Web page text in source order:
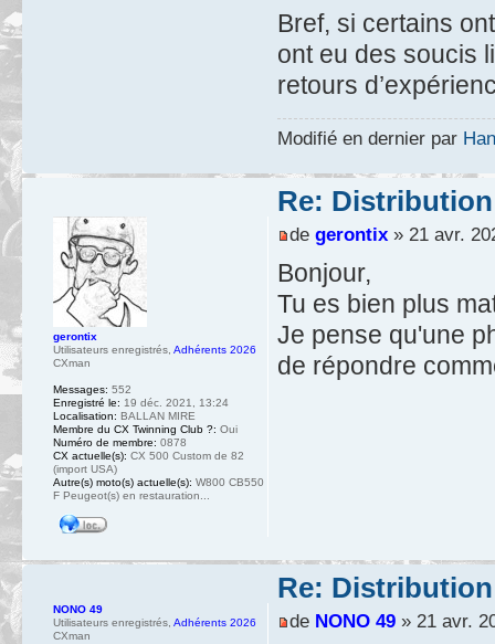
Bref, si certains
ont eu des soucis
retours
Modifié en dernier par
Re:
de gerontix» 21 avr.
Bonjour,
Tu es bien plus
Je pense qu'une
de répondre
gerontix
Utilisateurs enregistrés, Adhérents 2026
CXman
Messages: 552
Enregistré le: 19 déc. 2021, 13:24
Localisation: BALLAN MIRE
Membre du CX Twinning Club ?: Oui
Numéro de membre: 0878
CX actuelle(s): CX 500 Custom de 82
(import USA)
Autre(s) moto(s) actuelle(s): W800 CB550
F Peugeot(s) en restauration...
Re:
de NONO 49» 21 avr.
NONO 49
Utilisateurs enregistrés, Adhérents 2026
CXman